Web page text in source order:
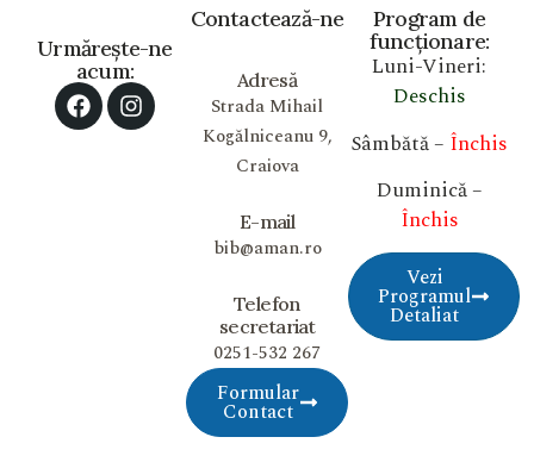
Program de
funcționare:
Luni-Vineri:
Deschis
Sâmbătă – Închis
Duminică –
Închis
Vezi
Programul
Detaliat
Contactează-ne
Adresă
Strada Mihail
Kogălniceanu 9,
Craiova
E-mail
bib@aman.ro
Telefon
secretariat
0251-532 267
Formular
Contact
Urmărește-ne
acum: